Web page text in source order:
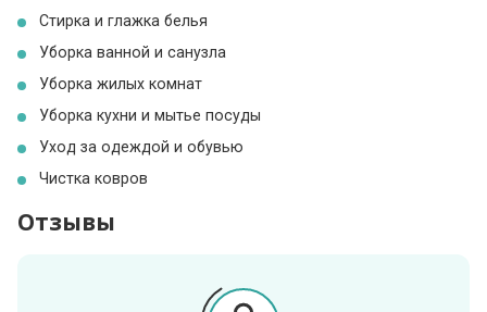
Стирка и глажка белья
Уборка ванной и санузла
Уборка жилых комнат
Уборка кухни и мытье посуды
Уход за одеждой и обувью
Чистка ковров
Отзывы